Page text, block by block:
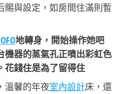
賜與設定，如房間住滿則暫
地轉身，開始操作她吧
機器的蒸氣孔正噴出彩虹色
花錢住是為了留得住
溫馨的年夜室內設計床，還